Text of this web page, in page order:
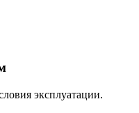
эксплуатации.